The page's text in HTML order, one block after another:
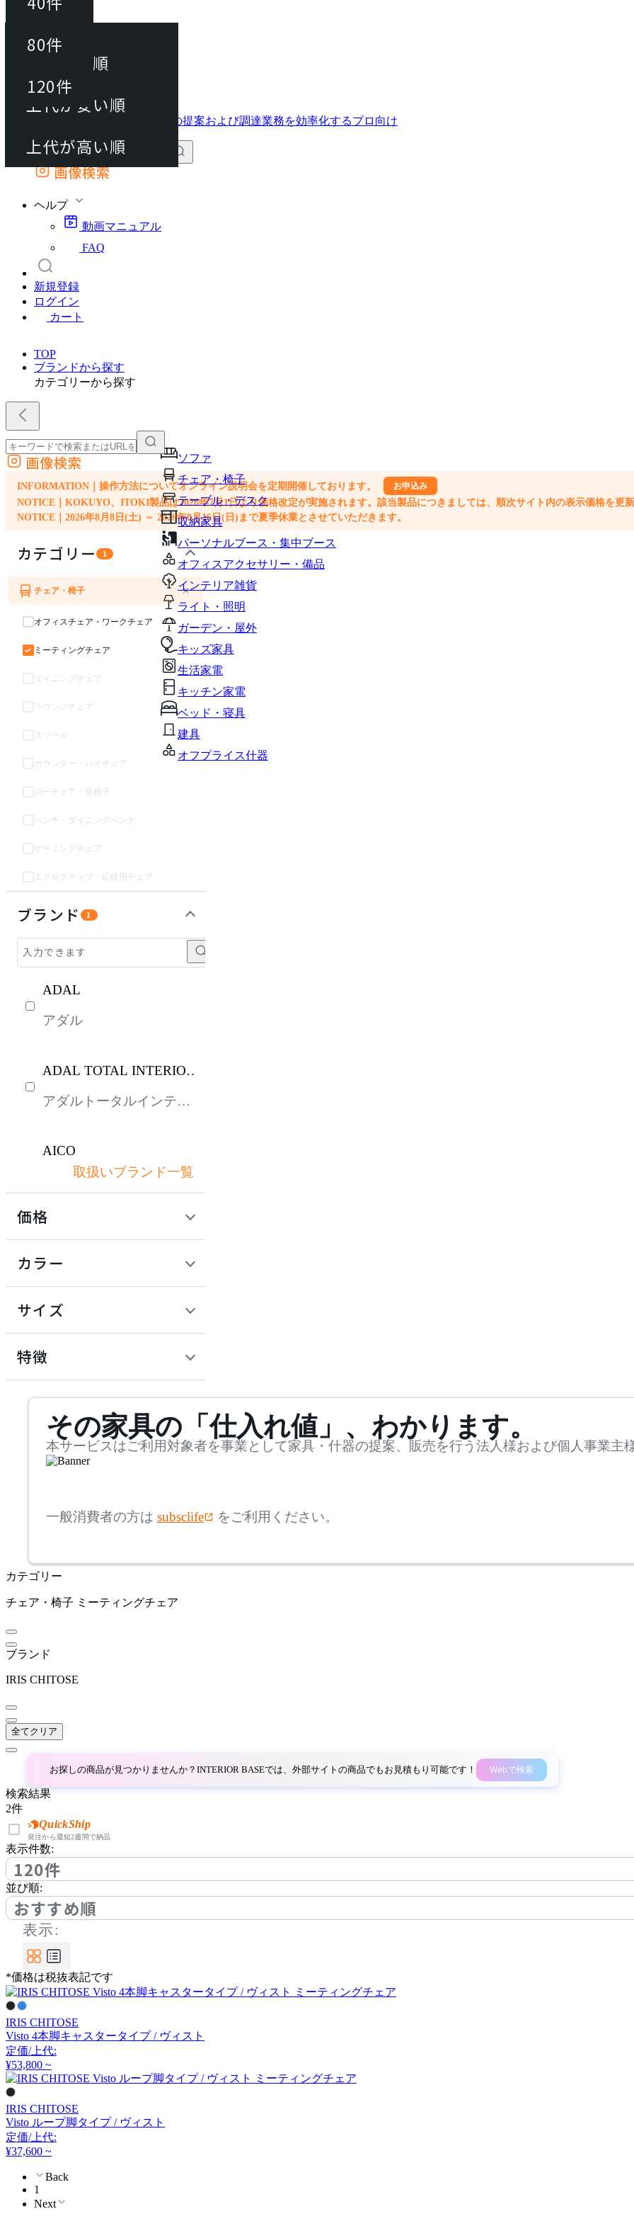
動画マニュアル
FAQ
カート
外部サイトの商品をカートに追加
画像検索
ヘルプ
動画マニュアル
FAQ
新規登録
ログイン
カート
TOP
ブランドから探す
カテゴリーから探す
ソファ
チェア・椅子
テーブル・デスク
収納家具
パーソナルブース・集中ブース
オフィスアクセサリー・備品
インテリア雑貨
ライト・照明
ガーデン・屋外
キッズ家具
生活家電
キッチン家電
ベッド・寝具
建具
オフプライス什器
外部サイトの商品をカートに追加
他のサイトで見つけた商品ページのURLを貼り付けて、カートに追加できます
画像検索
INFORMATION｜操作方法についてオンライン説明会を定期開催しております。 お申込み
NOTICE｜KOKUYO、ITOKI製品は2026年7月1日より価格改定が実施されます。該当製品につきましては、順次サイト内の表示価格を更新
NOTICE｜2026年8月8日(土) ～ 2026年8月16日(日)まで夏季休業とさせていただきます。
カテゴリー 1
チェア・椅子 ×
オフィスチェア・ワークチェア
ミーティングチェア
ダイニングチェア
ラウンジチェア
スツール
カウンター・ハイチェア
ローチェア・座椅子
ベンチ・ダイニングベンチ
ゲーミングチェア
エグゼクティブ・応接用チェア
ブランド 1
ADAL
アダル
ADAL TOTAL INTERIOR
アダルトータルインテリ
AICO
アイコ
アーメット
AZUMAYA
ボガーツ・ラベル
コッコレ
カンディハウス
デフォルム
enkak
エンカク
esPattio
エスパティオ
FLACE
フレイス
FRITZ HANSEN
フリッツハンセン
GALVANITAS
ガルファニタス
HAY
取扱いブランド一覧
価格
カラー
サイズ
mm
検索
~
~
座面高
検索
~
特徴
その家具の「仕入れ値」、わかります。
本サービスはご利用対象者を事業として家具・什器の提案、販売を行う法人様および個人事業主
一般消費者の方は subsclife をご利用ください。
カテゴリー
チェア・椅子 ミーティングチェア
ブランド
IRIS CHITOSE
全てクリア
お探しの商品が見つかりませんか？INTERIOR BASEでは、外部サイトの商品でもお見積もり可能です！ Webで検索
検索結果
2件
QuickShip
発注から最短2週間で納品
表示件数:
120件
40件
80件
並び順:
おすすめ順
並び替え
おすすめ順
上代が安い順
上代が高い順
表示:
*価格は税抜表記です
IRIS CHITOSE
Visto 4本脚キャスタータイプ / ヴィスト
定価/上代:
¥53,800 ~
IRIS CHITOSE
Visto ループ脚タイプ / ヴィスト
定価/上代:
¥37,600 ~
Back
1
Next
80件
120件